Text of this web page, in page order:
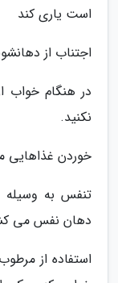
است یاری کند
اجتناب از
در هنگام خواب
نکنید.
خوردن غذاهایی
تنفس به وسیله
دهان نفس می
استفاده از